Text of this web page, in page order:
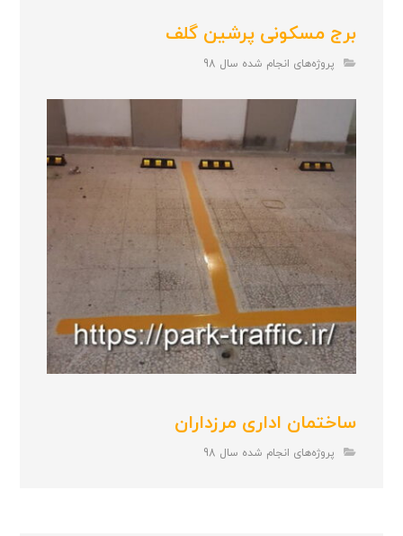
برج مسکونی پرشین گلف
پروژه‌های انجام شده سال 98
ساختمان اداری مرزداران
پروژه‌های انجام شده سال 98